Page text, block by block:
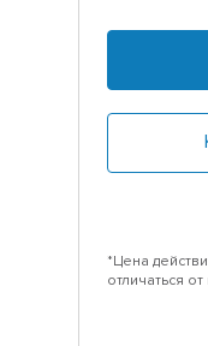
*Цена
отличаться